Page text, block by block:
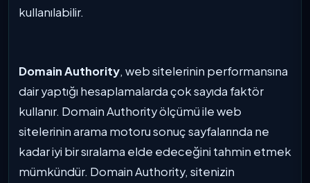
kullanılabilir.
Domain Authority, web sitelerinin performansına
dair yaptığı hesaplamalarda çok sayıda faktör
kullanır. Domain Authority ölçümü ile web
sitelerinin arama motoru sonuç sayfalarında ne
kadar iyi bir sıralama elde edeceğini tahmin etmek
mümkündür. Domain Authority, sitenizin